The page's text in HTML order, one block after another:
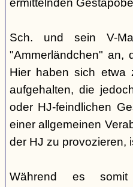
ermittelnden
Sch. und sein V-
"Ammerländchen" an,
Hier haben sich etwa
aufgehalten, die
oder HJ-feindlichen
einer allgemeinen
der HJ zu provozieren,
Während es